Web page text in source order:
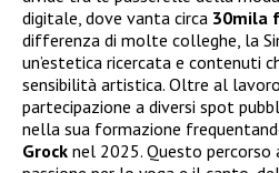
digitale, dove vanta circa 30mila
differenza di molte colleghe, la
un’estetica ricercata e contenuti
sensibilità artistica. Oltre al
partecipazione a diversi spot
nella sua formazione
Grock nel 2025. Questo